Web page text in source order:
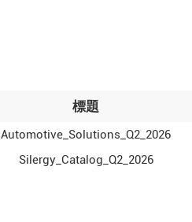
標題
Automotive_Solutions_Q2_2026
Silergy_Catalog_Q2_2026